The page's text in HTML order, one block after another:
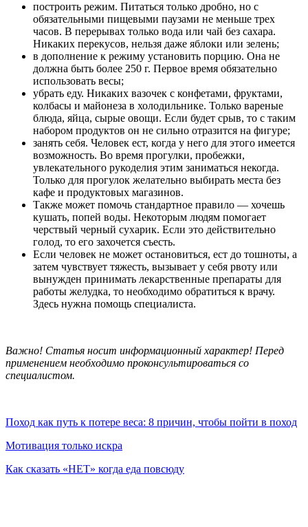
построить режим. Питаться только дробно, но с
обязательными пищевыми паузами не меньше трех
часов. В перерывах только вода или чай без сахара.
Никаких перекусов, нельзя даже яблоки или зелень;
в дополнение к режиму установить порцию. Она не
должна быть более 250 г. Первое время обязательно
использовать весы;
убрать еду. Никаких вазочек с конфетами, фруктами,
колбасы и майонеза в холодильнике. Только вареные
блюда, яйца, сырые овощи. Если будет срыв, то с таким
набором продуктов он не сильно отразится на фигуре;
занять себя. Человек ест, когда у него для этого имеется
возможность. Во время прогулки, пробежки,
увлекательного рукоделия этим заниматься некогда.
Только для прогулок желательно выбирать места без
кафе и продуктовых магазинов.
Также может помочь стандартное правило — хочешь
кушать, попей воды. Некоторым людям помогает
черствый черный сухарик. Если это действительно
голод, то его захочется съесть.
Если человек не может остановиться, ест до тошноты, а
затем чувствует тяжесть, вызывает у себя рвоту или
вынужден принимать лекарственные препараты для
работы желудка, то необходимо обратиться к врачу.
Здесь нужна помощь специалиста.
Важно! Статья носит информационный характер! Перед
применением необходимо проконсультироваться со
специалистом.
Поход как путь к потере веса: 8 причин, чтобы пойти в поход
Мотивация только искра
Как сказать «НЕТ» когда еда повсюду